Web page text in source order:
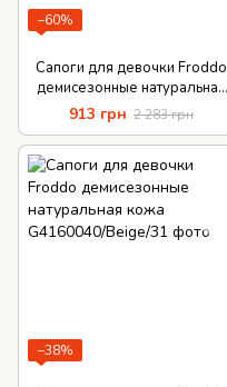
−60%
Сапоги для девочки Froddo
демисезонные натуральная
кожа
913 грн 2 283 грн
−38%